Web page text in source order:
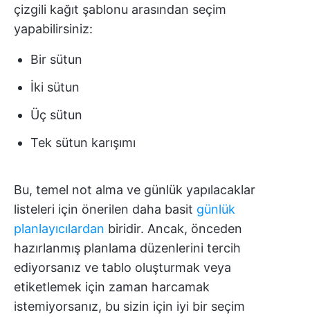
çizgili kağıt şablonu arasından seçim
yapabilirsiniz:
Bir sütun
İki sütun
Üç sütun
Tek sütun karışımı
Bu, temel not alma ve günlük yapılacaklar
listeleri için önerilen daha basit günlük
planlayıcılardan biridir. Ancak, önceden
hazırlanmış planlama düzenlerini tercih
ediyorsanız ve tablo oluşturmak veya
etiketlemek için zaman harcamak
istemiyorsanız, bu sizin için iyi bir seçim